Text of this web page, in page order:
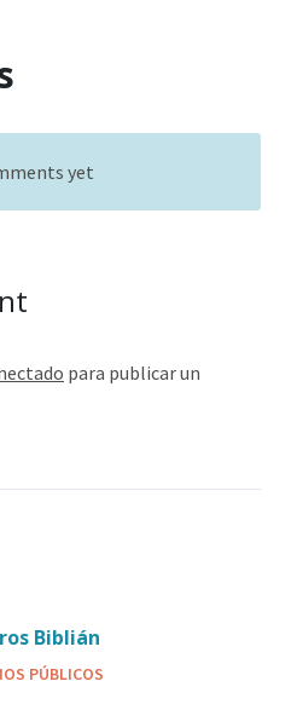
yet
para publicar un
Biblián
PÚBLICOS